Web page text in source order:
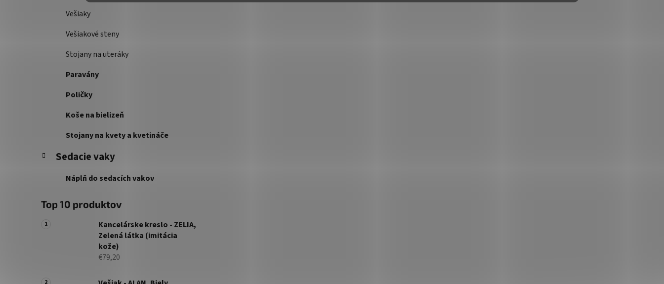
Vešiaky
Vešiakové steny
Stojany na uteráky
Paravány
Poličky
Koše na bielizeň
Stojany na kvety a kvetináče
Sedacie vaky
Náplň do sedacích vakov
Top 10 produktov
Kancelárske kreslo - ZELIA,
Zelená látka (imitácia
kože)
€79,20